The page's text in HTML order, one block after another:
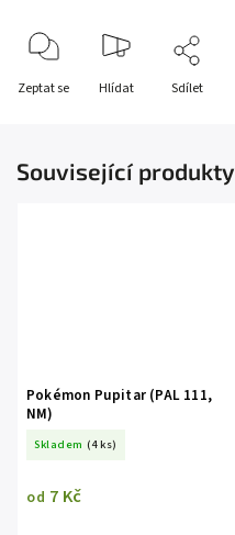
Zeptat se Hlídat Sdílet
Související produkty
Pokémon Pupitar (PAL 111,
NM)
Skladem (4 ks)
od 7 Kč